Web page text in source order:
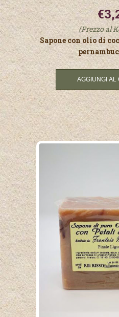
(Prezzo al
Sapone con olio di